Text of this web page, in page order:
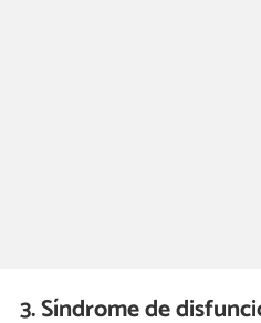
3. Síndrome de